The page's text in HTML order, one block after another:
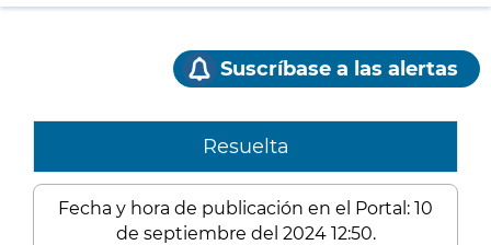
Suscríbase a las alertas
Resuelta
Fecha y hora de publicación en el Portal: 10
de septiembre del 2024 12:50.